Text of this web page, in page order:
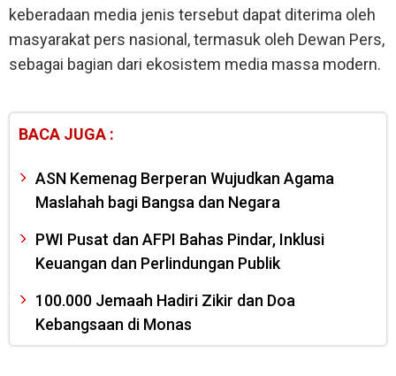
keberadaan media jenis tersebut dapat diterima oleh
masyarakat pers nasional, termasuk oleh Dewan Pers,
sebagai bagian dari ekosistem media massa modern.
BACA JUGA :
ASN Kemenag Berperan Wujudkan Agama
Maslahah bagi Bangsa dan Negara
PWI Pusat dan AFPI Bahas Pindar, Inklusi
Keuangan dan Perlindungan Publik
100.000 Jemaah Hadiri Zikir dan Doa
Kebangsaan di Monas